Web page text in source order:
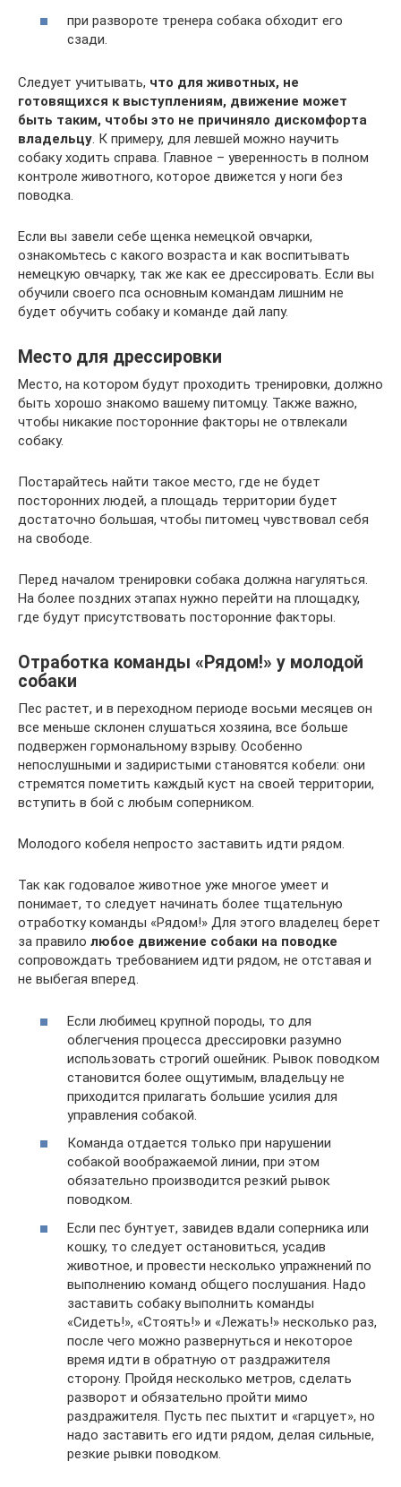
при развороте тренера собака обходит его
сзади.
Следует учитывать, что для животных, не
готовящихся к выступлениям, движение может
быть таким, чтобы это не причиняло дискомфорта
владельцу. К примеру, для левшей можно научить
собаку ходить справа. Главное – уверенность в полном
контроле животного, которое движется у ноги без
поводка.
Если вы завели себе щенка немецкой овчарки,
ознакомьтесь с какого возраста и как воспитывать
немецкую овчарку, так же как ее дрессировать. Если вы
обучили своего пса основным командам лишним не
будет обучить собаку и команде дай лапу.
Место для дрессировки
Место, на котором будут проходить тренировки, должно
быть хорошо знакомо вашему питомцу. Также важно,
чтобы никакие посторонние факторы не отвлекали
собаку.
Постарайтесь найти такое место, где не будет
посторонних людей, а площадь территории будет
достаточно большая, чтобы питомец чувствовал себя
на свободе.
Перед началом тренировки собака должна нагуляться.
На более поздних этапах нужно перейти на площадку,
где будут присутствовать посторонние факторы.
Отработка команды «Рядом!» у молодой
собаки
Пес растет, и в переходном периоде восьми месяцев он
все меньше склонен слушаться хозяина, все больше
подвержен гормональному взрыву. Особенно
непослушными и задиристыми становятся кобели: они
стремятся пометить каждый куст на своей территории,
вступить в бой с любым соперником.
Молодого кобеля непросто заставить идти рядом.
Так как годовалое животное уже многое умеет и
понимает, то следует начинать более тщательную
отработку команды «Рядом!» Для этого владелец берет
за правило любое движение собаки на поводке
сопровождать требованием идти рядом, не отставая и
не выбегая вперед.
Если любимец крупной породы, то для
облегчения процесса дрессировки разумно
использовать строгий ошейник. Рывок поводком
становится более ощутимым, владельцу не
приходится прилагать большие усилия для
управления собакой.
Команда отдается только при нарушении
собакой воображаемой линии, при этом
обязательно производится резкий рывок
поводком.
Если пес бунтует, завидев вдали соперника или
кошку, то следует остановиться, усадив
животное, и провести несколько упражнений по
выполнению команд общего послушания. Надо
заставить собаку выполнить команды
«Сидеть!», «Стоять!» и «Лежать!» несколько раз,
после чего можно развернуться и некоторое
время идти в обратную от раздражителя
сторону. Пройдя несколько метров, сделать
разворот и обязательно пройти мимо
раздражителя. Пусть пес пыхтит и «гарцует», но
надо заставить его идти рядом, делая сильные,
резкие рывки поводком.